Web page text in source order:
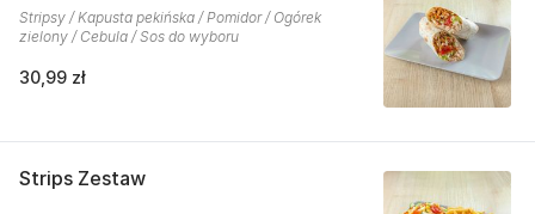
Stripsy / Kapusta pekińska / Pomidor / Ogórek
zielony / Cebula / Sos do wyboru
30,99 zł
Strips Zestaw